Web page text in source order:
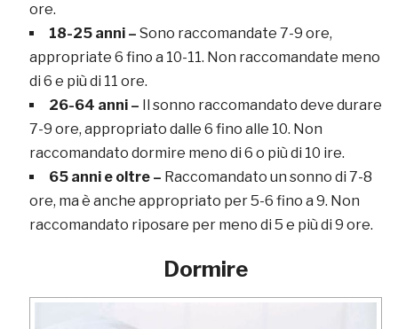
ore.
18-25 anni – Sono raccomandate 7-9 ore,
appropriate 6 fino a 10-11. Non raccomandate meno
di 6 e più di 11 ore.
26-64 anni –
Il sonno raccomandato deve durare
7-9 ore, appropriato dalle 6 fino alle 10. Non
raccomandato dormire meno di 6 o più di 10 ire.
65 anni e oltre – Raccomandato un sonno di 7-8
ore, ma è anche appropriato per 5-6 fino a 9. Non
raccomandato riposare per meno di 5 e più di 9 ore.
Dormire